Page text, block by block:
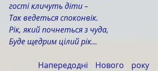
гості кличуть діти –
Так ведеться споконвік.
Рік, який почнеться з чуда,
Буде щедрим цілий рік...